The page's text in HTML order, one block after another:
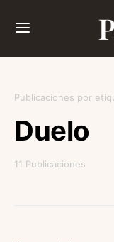
Publicaciones por
Duelo
11 Publicaciones